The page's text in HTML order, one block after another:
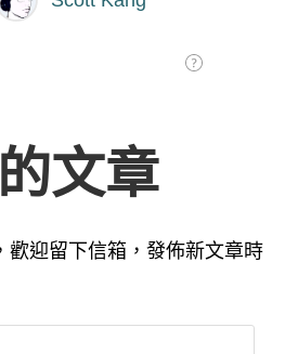
文章
歡迎留下信箱，發佈新文章時